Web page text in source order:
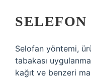
Selofan yöntemi,
tabakası
kağıt ve benzeri